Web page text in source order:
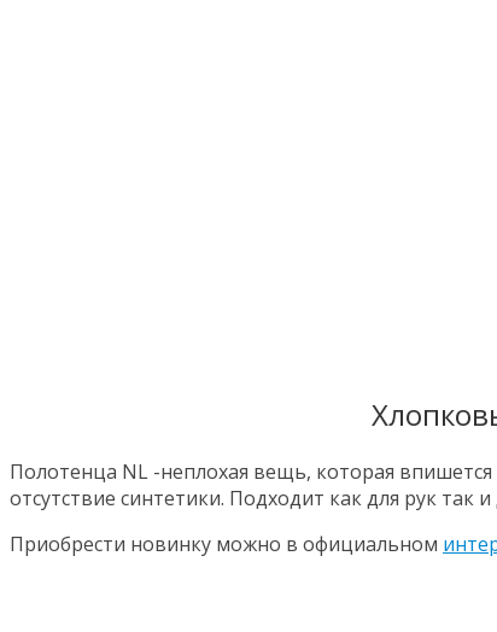
Полотенца NL -неплохая вещь, которая
отсутствие синтетики. Подходит как для рук
Приобрести новинку можно в официальном